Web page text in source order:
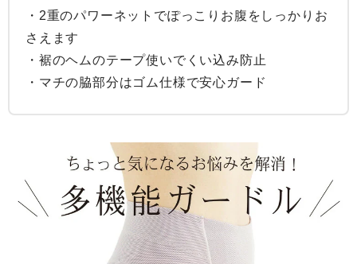
・2重のパワーネットでぽっこりお腹をしっかりお
さえます
・裾のヘムのテープ使いでくい込み防止
・マチの脇部分はゴム仕様で安心ガード